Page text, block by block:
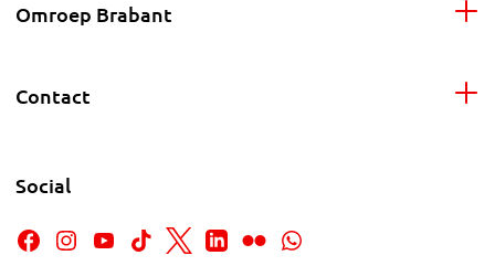
Omroep Brabant
Contact
Social